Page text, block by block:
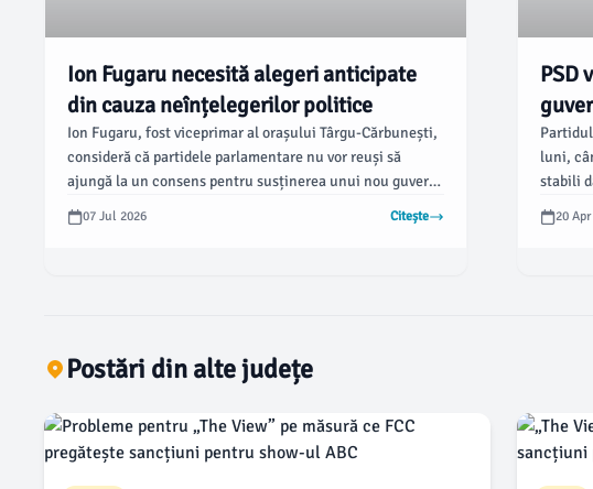
Ion Fugaru necesită alegeri anticipate
din cauza neînțelegerilor politice
Ion Fugaru, fost viceprimar al orașului Târgu-Cărbunești,
consideră că partidele parlamentare nu vor reuși să
ajungă la un consens pentru susținerea unui nou guvern.
De asemenea, el susține că chiar și PSD ar putea fi de
acord cu organizarea alegerilor anticipate în toamna
07 Jul 2026 Citește
PSD
luni,
stabili
20
Postări din alte județe